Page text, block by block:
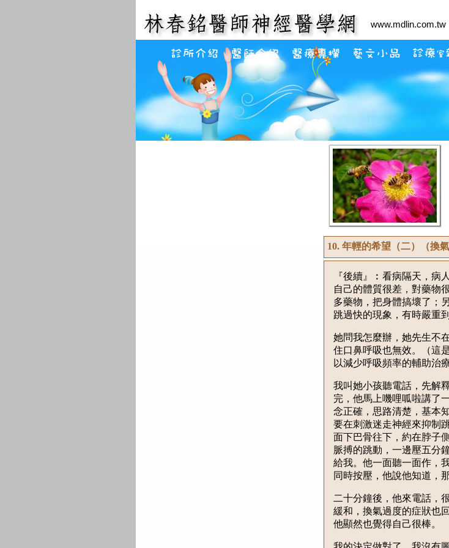
www.mdlin.com.tw
10. 年輕的希望（二）（換
『後續』︰看病隔天，病
自己的體質很差，對藥物
多藥物，把身體搞壞了；
跳過快的現象，有時嚴重
她問我怎麼辦，她先生不
住口鼻呼吸也無效。（這
以減少呼吸頻率的輔助治
我叫她小孩聽電話，先解
完，他馬上嘰哩呱啦講了
念正確，思路清楚，基本
要在刺激迷走神經來抑制
面下巴骨往下，約在脖子
脈搏的跳動，一邊壓五分
給我。他一面聽一面作，
同時按壓，他說他知道，
二十分鐘後，他來電話，
緩和，換氣過度的症狀也
他顯然也覺得自己很棒。